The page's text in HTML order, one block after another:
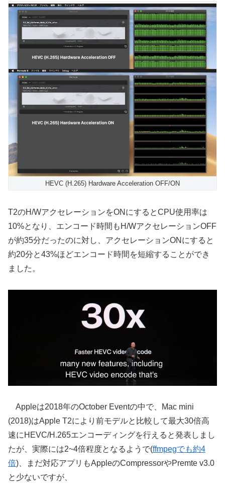
HEVC (H.265) Hardware Acceleration OFF/ON
T2のH/WアクセレーションをONにするとCPU使用率は
10%となり、エンコード時間もH/WアクセレーションOFF
が約35分だったのに対し、アクセレーションONにすると
約20分と43%ほどエンコード時間を短縮することができ
ました。
Appleは2018年のOctober Eventの中で、Mac mini
(2018)はApple T2により前モデルと比較して最大30倍高
速にHEVC/H.265エンコーディングを行えると発表しまし
たが、実際には2~4倍程度となるようで(ffmpegでも約4
倍)、まだ対応アプリもAppleのCompressorやPremte v3.0
と少ないですが、